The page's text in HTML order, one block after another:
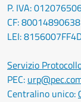
P. IVA:
CF: 80014890638
LEI:
Servizio
PEC:
Centralino unico: